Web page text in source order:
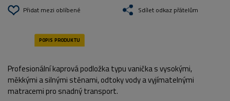
Přidat mezi oblíbené Sdílet odkaz přátelům
Profesionální kaprová podložka typu vanička s vysokými,
měkkými a silnými stěnami, odtoky vody a vyjímatelnými
matracemi pro snadný transport.